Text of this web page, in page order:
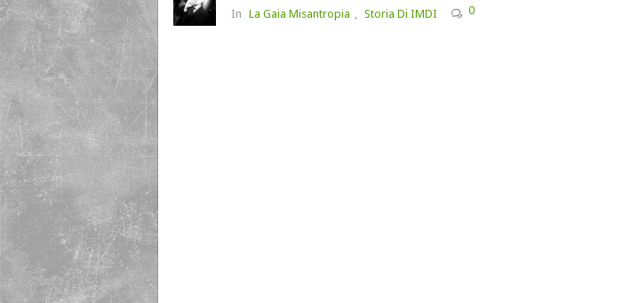
In La Gaia Misantropia , Storia Di IMDI 0